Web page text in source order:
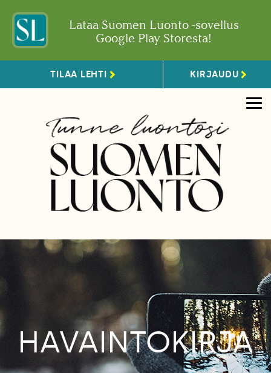
Lataa Suomen Luonto -sovellus
Google Play Storesta!
TILAA LEHTI KIRJAUDU
HAVAINTOKIRJA